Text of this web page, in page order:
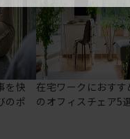
を快
のポ
在宅ワークにおすす
のオフィスチェア5